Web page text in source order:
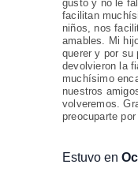
gusto y no le
facilitan
niños, nos
amables. Mi
querer y por su
devolvieron la
muchísimo
nuestros
volveremos.
preocuparte
Estuvo en